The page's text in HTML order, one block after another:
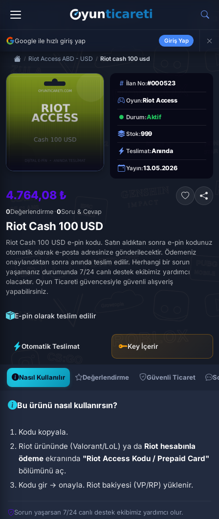
Google ile hızlı giriş yap Giriş Yap
Riot Access ABD - USD Riot cash 100 usd
İlan No:#000523
Oyun:Riot Access
Durum:Aktif
Stok:999
Teslimat:Anında
Yayın:13.05.2026
4.764,08 ₺
0Değerlendirme ·0Soru & Cevap
Riot Cash 100 USD
Riot Cash 100 USD e-pin kodu. Satın aldıktan sonra e-pin kodunuz
otomatik olarak e-posta adresinize gönderilecektir. Ödemeniz
onaylandıktan sonra anında teslim edilir. Herhangi bir sorun
yaşamanız durumunda 7/24 canlı destek ekibimiz yardımcı
olacaktır. Oyun Ticareti güvencesiyle güvenli alışveriş
yapabilirsiniz.
E-pin olarak teslim edilir
Otomatik Teslimat Key İçerir
Nasıl Kullanılır Değerlendirme Güvenli Ticaret
Bu ürünü nasıl kullanırsın?
Kodu kopyala.
Riot ürününde (Valorant/LoL) ya da Riot hesabınla
ödeme ekranında "Riot Access Kodu / Prepaid Card"
bölümünü aç.
Kodu gir → onayla. Riot bakiyesi (VP/RP) yüklenir.
Sorun yaşarsan 7/24 canlı destek ekibimiz yardımcı olur.